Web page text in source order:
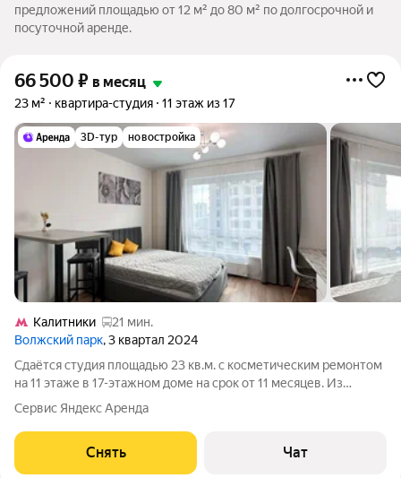
предложений площадью от 12 м² до 80 м² по долгосрочной и
посуточной аренде.
66 500 ₽ в месяц
23 м² квартира-студия 11 этаж из 17
3D-тур новостройка
Калитники
21 мин.
Волжский парк, 3 квартал 2024
Сдаётся студия площадью 23 кв.м. с косметическим ремонтом
на 11 этаже в 17-этажном доме на срок от 11 месяцев. Из
техники есть: Телевизор Стиральная машина Холодильник
Кондиционер Микроволновка Дом - монолитный, окна
выходят во двор. В подъезде
Сервис Яндекс Аренда
Снять Чат